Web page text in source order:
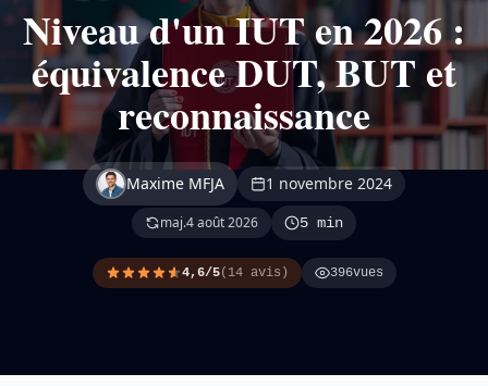
Niveau d'un IUT en 2026 :
équivalence DUT, BUT et
reconnaissance
Maxime MFJA 1 novembre 2024
maj.4 août 2026 5 min
4,6/5(14 avis) 396vues